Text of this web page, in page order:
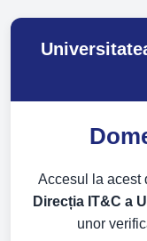
Accesul la acest
Direcția IT&C a
unor